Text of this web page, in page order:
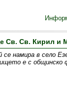
Св. Св. Кирил и
намира в село
е с общинско